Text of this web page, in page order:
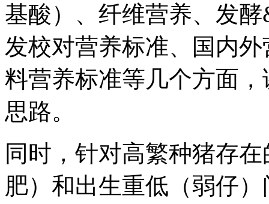
基酸）、纤维营养、发
发校对营养标准、国内
料营养标准等几个方面
思路。
同时，针对高繁种猪存
肥）和出生重低（弱仔